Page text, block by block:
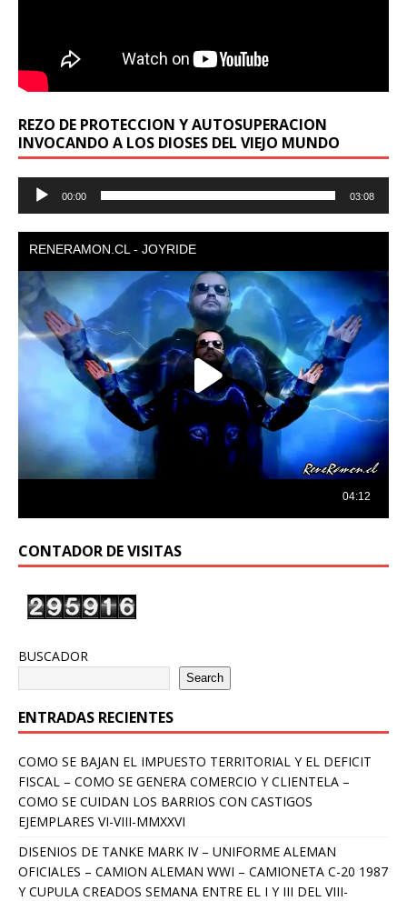
REZO DE PROTECCION Y AUTOSUPERACION
INVOCANDO A LOS DIOSES DEL VIEJO MUNDO
Reproductor
00:00 03:08
CONTADOR DE VISITAS
BUSCADOR
Search
ENTRADAS RECIENTES
COMO SE BAJAN EL IMPUESTO TERRITORIAL Y EL DEFICIT
FISCAL – COMO SE GENERA COMERCIO Y CLIENTELA –
COMO SE CUIDAN LOS BARRIOS CON CASTIGOS
EJEMPLARES VI-VIII-MMXXVI
DISENIOS DE TANKE MARK IV – UNIFORME ALEMAN
OFICIALES – CAMION ALEMAN WWI – CAMIONETA C-20 1987
Y CUPULA CREADOS SEMANA ENTRE EL I Y III DEL VIII-